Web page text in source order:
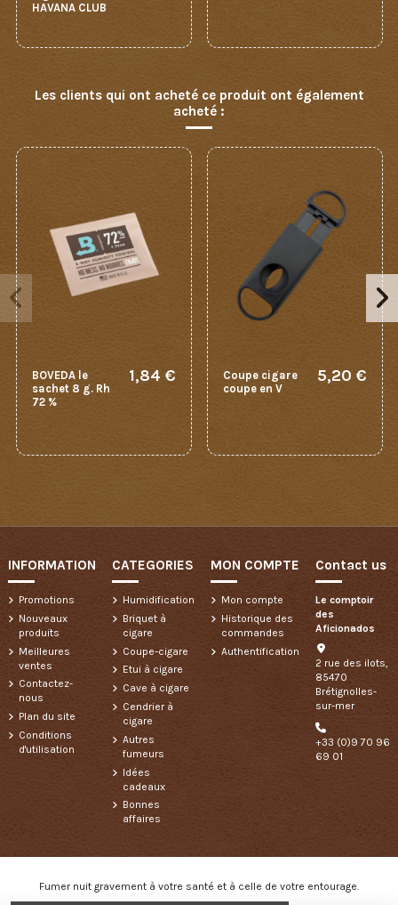
HAVANA CLUB
Les clients qui ont acheté ce produit ont également
acheté :
BOVEDA le
sachet 8 g. Rh
72 %
1,84 €
Coupe cigare
coupe en V
5,20 €
INFORMATION
Promotions
Nouveaux
produits
Meilleures
ventes
Contactez-
nous
Plan du site
Conditions
d'utilisation
CATEGORIES
Humidification
Briquet à
cigare
Coupe-cigare
Etui à cigare
Cave à cigare
Cendrier à
cigare
Autres
fumeurs
Idées
cadeaux
Bonnes
affaires
MON COMPTE
Mon compte
Historique des
commandes
Authentification
Contact us
Le comptoir
des
Aficionados
2 rue des ilots,
85470
Brétignolles-
sur-mer
+33 (0)9 70 96
69 01
Fumer nuit gravement à votre santé et à celle de votre entourage.